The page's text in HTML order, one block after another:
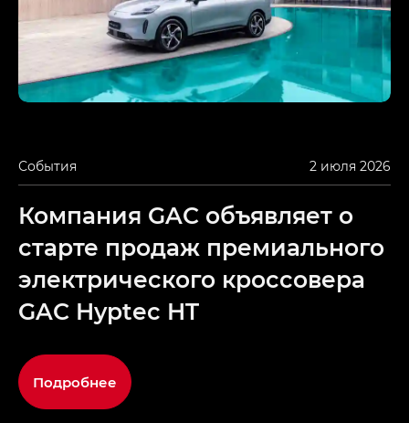
События 2 июля 2026
Компания GAC объявляет о
старте продаж премиального
электрического кроссовера
GAC Hyptec HT
Подробнее